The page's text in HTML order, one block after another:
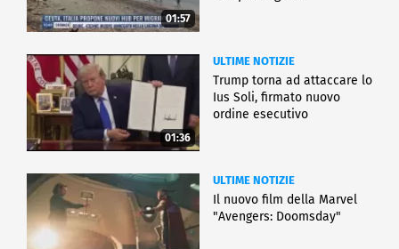
01:57
01:36
ULTIME NOTIZIE
Trump torna ad attaccare lo
Ius Soli, firmato nuovo
ordine esecutivo
ULTIME NOTIZIE
Il nuovo film della Marvel
"Avengers: Doomsday"